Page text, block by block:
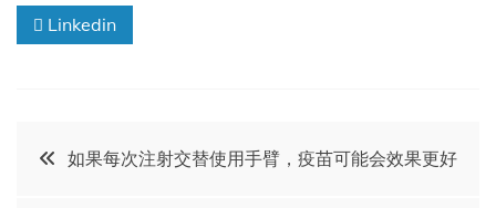
Linkedin
文
如果每次注射交替使用手臂，疫苗可能会效果更好